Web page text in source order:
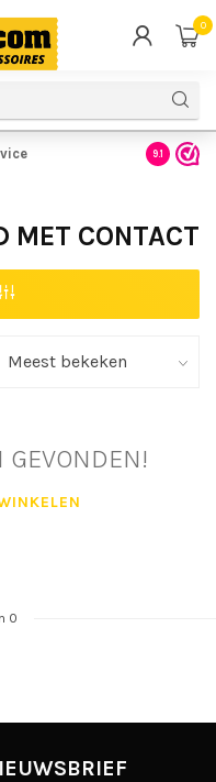
0
9.1
MET CONTACT
GEVONDEN!
0